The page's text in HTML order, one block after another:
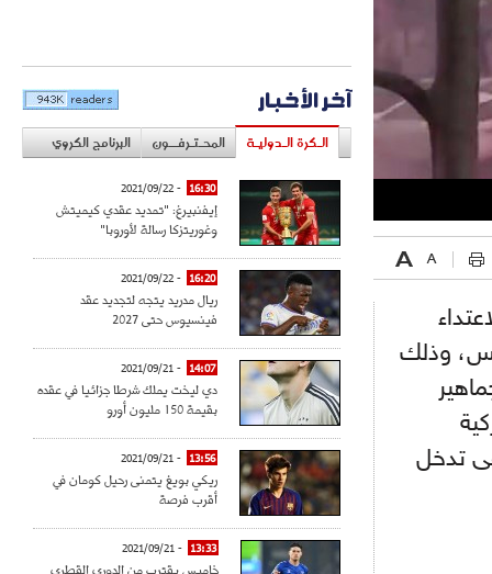
وذلك
تدخل
آخر الأخبار
الـكرة الـدوليـة المحـتـرفــون البرنامج الكروي
16:30
- 2021/09/22
إيفنبيرغ: "تمديد عقدي كيميتش
وغوريتزكا رسالة لأوروبا"
16:20
- 2021/09/22
ريال مدريد يتجه لتجديد عقد
فينسيوس حتى 2027
14:07
- 2021/09/21
دي ليخت يملك شرطا جزائيا في عقده
بقيمة 150 مليون أورو
13:56
- 2021/09/21
ريكي بويغ يتمنى رحيل كومان في
أقرب فرصة
13:33
- 2021/09/21
خاميس يقترب من الدوري القطري